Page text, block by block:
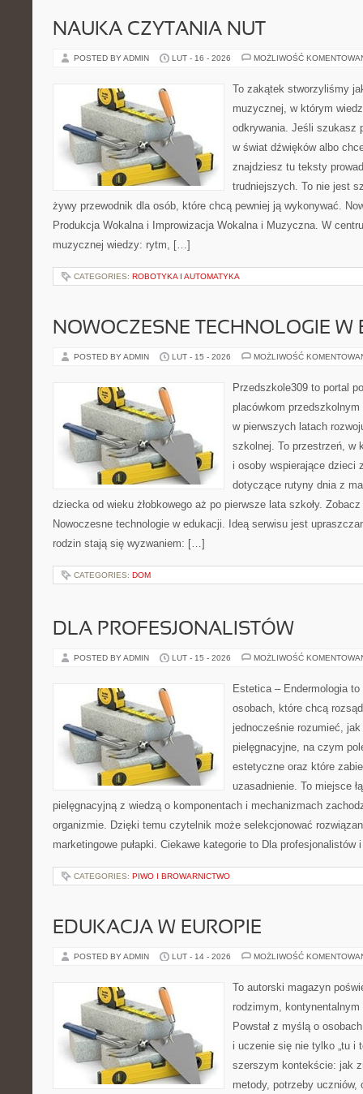
NAUKA CZYTANIA NUT
POSTED BY ADMIN LUT - 16 - 2026 MOŻLIWOŚĆ
To zakątek stworzyliśmy
muzycznej, w którym
odkrywania. Jeśli szukasz
w świat dźwięków albo
znajdziesz tu teksty
trudniejszych. To nie jest
żywy przewodnik dla osób, które chcą pewniej ją wykonywać.
Produkcja Wokalna i Improwizacja Wokalna i Muzyczna. W
muzycznej wiedzy: rytm, […]
CATEGORIES: ROBOTYKA I AUTOMATYKA
NOWOCZESNE TECHNOLOGIE W
POSTED BY ADMIN LUT - 15 - 2026 MOŻLIWOŚĆ
Przedszkole309 to portal
placówkom
w pierwszych latach
szkolnej. To przestrzeń, w
i osoby wspierające dzieci
dotyczące rutyny dnia z
dziecka od wieku żłobkowego aż po pierwsze lata szkoły.
Nowoczesne technologie w edukacji. Ideą serwisu jest
rodzin stają się wyzwaniem: […]
CATEGORIES: DOM
DLA PROFESJONALISTÓW
POSTED BY ADMIN LUT - 15 - 2026 MOŻLIWOŚĆ
Estetica – Endermologia
osobach, które chcą
jednocześnie rozumieć, jak
pielęgnacyjne, na czym
estetyczne oraz które
uzasadnienie. To miejsce
pielęgnacyjną z wiedzą o komponentach i mechanizmach
organizmie. Dzięki temu czytelnik może selekcjonować
marketingowe pułapki. Ciekawe kategorie to Dla
CATEGORIES: PIWO I BROWARNICTWO
EDUKACJA W EUROPIE
POSTED BY ADMIN LUT - 14 - 2026 MOŻLIWOŚĆ
To autorski magazyn
rodzimym,
Powstał z myślą o
i uczenie się nie tylko „tu i
szerszym kontekście: jak
metody, potrzeby uczniów,